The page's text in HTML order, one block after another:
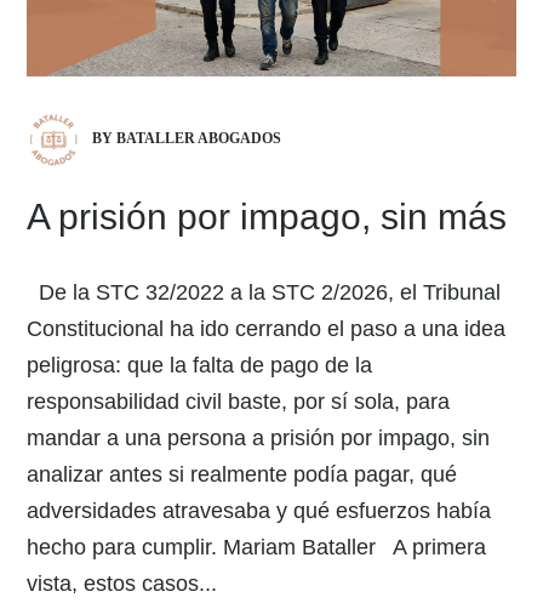
BY BATALLER ABOGADOS
A prisión por impago, sin más
De la STC 32/2022 a la STC 2/2026, el Tribunal
Constitucional ha ido cerrando el paso a una idea
peligrosa: que la falta de pago de la
responsabilidad civil baste, por sí sola, para
mandar a una persona a prisión por impago, sin
analizar antes si realmente podía pagar, qué
adversidades atravesaba y qué esfuerzos había
hecho para cumplir. Mariam Bataller A primera
vista, estos casos...